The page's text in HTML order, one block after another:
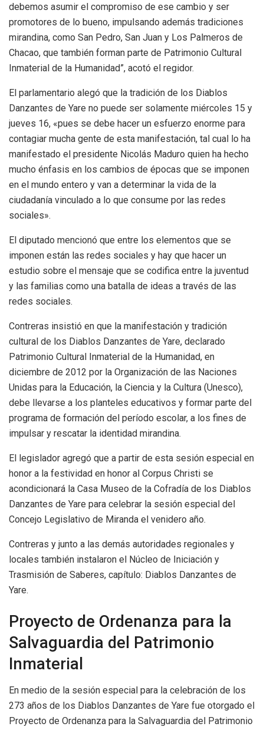
debemos asumir el compromiso de ese cambio y ser
promotores de lo bueno, impulsando además tradiciones
mirandina, como San Pedro, San Juan y Los Palmeros de
Chacao, que también forman parte de Patrimonio Cultural
Inmaterial de la Humanidad”, acotó el regidor.
El parlamentario alegó que la tradición de los Diablos
Danzantes de Yare no puede ser solamente miércoles 15 y
jueves 16, «pues se debe hacer un esfuerzo enorme para
contagiar mucha gente de esta manifestación, tal cual lo ha
manifestado el presidente Nicolás Maduro quien ha hecho
mucho énfasis en los cambios de épocas que se imponen
en el mundo entero y van a determinar la vida de la
ciudadanía vinculado a lo que consume por las redes
sociales».
El diputado mencionó que entre los elementos que se
imponen están las redes sociales y hay que hacer un
estudio sobre el mensaje que se codifica entre la juventud
y las familias como una batalla de ideas a través de las
redes sociales.
Contreras insistió en que la manifestación y tradición
cultural de los Diablos Danzantes de Yare, declarado
Patrimonio Cultural Inmaterial de la Humanidad, en
diciembre de 2012 por la Organización de las Naciones
Unidas para la Educación, la Ciencia y la Cultura (Unesco),
debe llevarse a los planteles educativos y formar parte del
programa de formación del período escolar, a los fines de
impulsar y rescatar la identidad mirandina.
El legislador agregó que a partir de esta sesión especial en
honor a la festividad en honor al Corpus Christi se
acondicionará la Casa Museo de la Cofradía de los Diablos
Danzantes de Yare para celebrar la sesión especial del
Concejo Legislativo de Miranda el venidero año.
Contreras y junto a las demás autoridades regionales y
locales también instalaron el Núcleo de Iniciación y
Trasmisión de Saberes, capítulo: Diablos Danzantes de
Yare.
Proyecto de Ordenanza para la
Salvaguardia del Patrimonio
Inmaterial
En medio de la sesión especial para la celebración de los
273 años de los Diablos Danzantes de Yare fue otorgado el
Proyecto de Ordenanza para la Salvaguardia del Patrimonio